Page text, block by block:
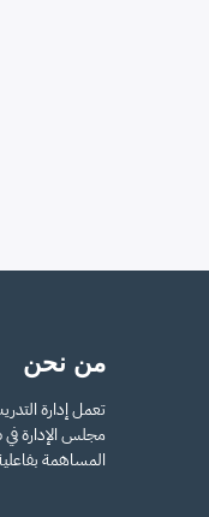
من نحن
تعمل إدارة
مجلس الإدارة في
المساهمة